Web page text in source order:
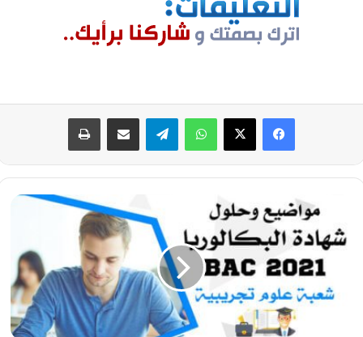
فيسبوك
‫X واتسابتيلقراممشاركة عبر البريد طباعة
تصحيح
العلوم
الإسلامية
بكالوريا
2021